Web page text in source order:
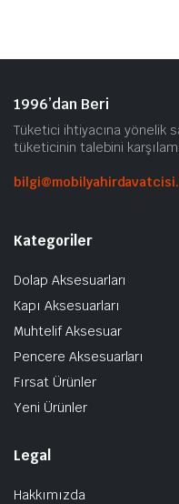
1996’dan Beri
Tüketici ihtiyacına yönelik
tüketicinin talebini
Kategoriler
Dolap Aksesuarları
Kapı Aksesuarları
Muhtelif Aksesuar
Pencere Aksesuarları
Fırsat Ürünler
Yeni Ürünler
Legal
Hakkımızda